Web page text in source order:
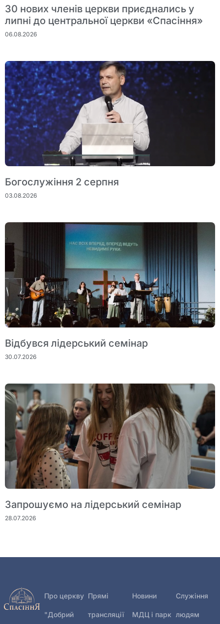
30 нових членів церкви приєднались у
липні до центральної церкви «Спасіння»
06.08.2026
Богослужіння 2 серпня
03.08.2026
Відбувся лідерський семінар
30.07.2026
Запрошуємо на лідерський семінар
28.07.2026
Про церкву
"Добрий
Прямі
трансляції
Новини
МДЦ і парк
Служіння
людям